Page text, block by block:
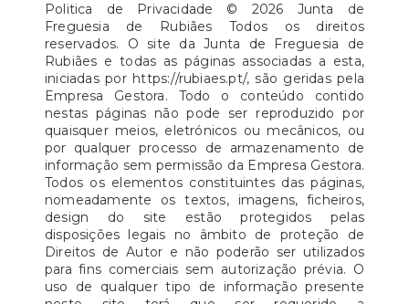
Politica de Privacidade © 2026 Junta de
Freguesia de Rubiães Todos os direitos
reservados. O site da Junta de Freguesia de
Rubiães e todas as páginas associadas a esta,
iniciadas por https://rubiaes.pt/, são geridas pela
Empresa Gestora. Todo o conteúdo contido
nestas páginas não pode ser reproduzido por
quaisquer meios, eletrónicos ou mecânicos, ou
por qualquer processo de armazenamento de
informação sem permissão da Empresa Gestora.
Todos os elementos constituintes das páginas,
nomeadamente os textos, imagens, ficheiros,
design do site estão protegidos pelas
disposições legais no âmbito de proteção de
Direitos de Autor e não poderão ser utilizados
para fins comerciais sem autorização prévia. O
uso de qualquer tipo de informação presente